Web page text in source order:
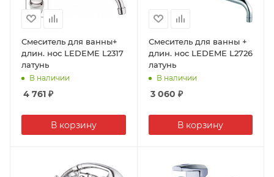
Смеситель для ванны+
длин. нос LEDEME L2317
латунь
В наличии
4 761 ₽
В корзину
Смеситель для ванны +
длин. нос LEDEME L2726
латунь
В наличии
3 060 ₽
В корзину